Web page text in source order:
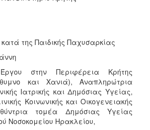
της Παιδικής Παχυσαρκίας
Έργου στην Περιφέρεια Κρήτης
και Χανιά), Αναπληρώτρια
Ιατρικής και Δημόσιας Υγείας,
Κοινωνικής και Οικογενειακής
τομέα Δημόσιας Υγείας
Νοσοκομείου Ηρακλείου,